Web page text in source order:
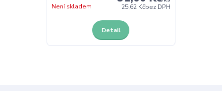
25,62 Kčbez DPH
Není skladem
Detail